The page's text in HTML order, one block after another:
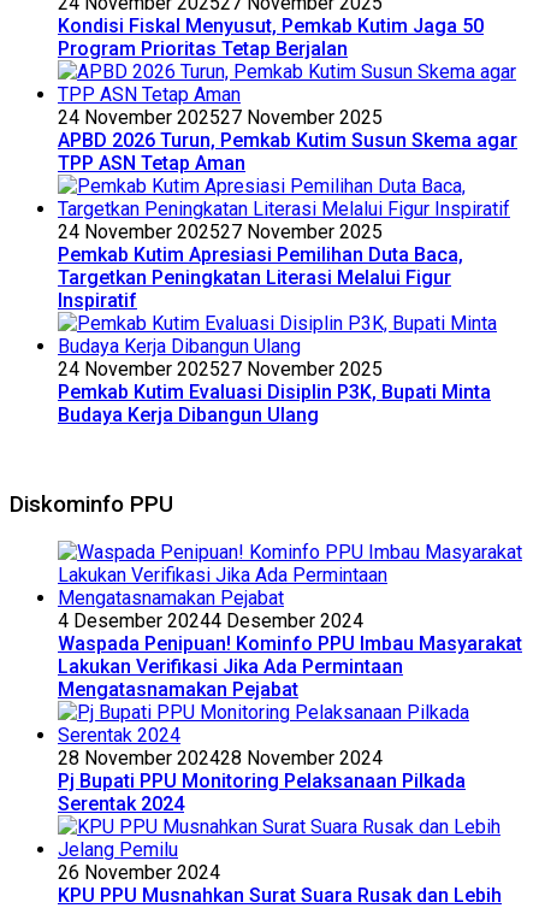
Kondisi Fiskal Menyusut, Pemkab Kutim Jaga 50
Program Prioritas Tetap Berjalan
24 November 202527 November 2025
APBD 2026 Turun, Pemkab Kutim Susun Skema agar
TPP ASN Tetap Aman
24 November 202527 November 2025
Pemkab Kutim Apresiasi Pemilihan Duta Baca,
Targetkan Peningkatan Literasi Melalui Figur
Inspiratif
24 November 202527 November 2025
Pemkab Kutim Evaluasi Disiplin P3K, Bupati Minta
Budaya Kerja Dibangun Ulang
Diskominfo PPU
4 Desember 20244 Desember 2024
Waspada Penipuan! Kominfo PPU Imbau Masyarakat
Lakukan Verifikasi Jika Ada Permintaan
Mengatasnamakan Pejabat
28 November 202428 November 2024
Pj Bupati PPU Monitoring Pelaksanaan Pilkada
Serentak 2024
26 November 2024
KPU PPU Musnahkan Surat Suara Rusak dan Lebih